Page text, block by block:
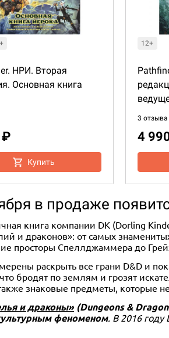
НРИ. Вторая
Основная книга
₽
Купить
12+
3 отзыва
4
в продаже
книга компании DK (Dorling
и драконов»: от самых
просторы Спеллджаммера до
раскрыть все грани D&D и
бродят по землям и грозят
знаковые предметы, которые
и драконы»(Dungeons &
феноменом. В 2016